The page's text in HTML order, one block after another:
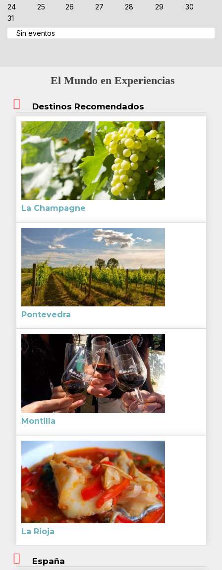
24
25 26 27 28 29
30
31
Sin eventos
El Mundo en Experiencias
Destinos Recomendados
La Champagne
Pontevedra
Montilla
La Rioja
España